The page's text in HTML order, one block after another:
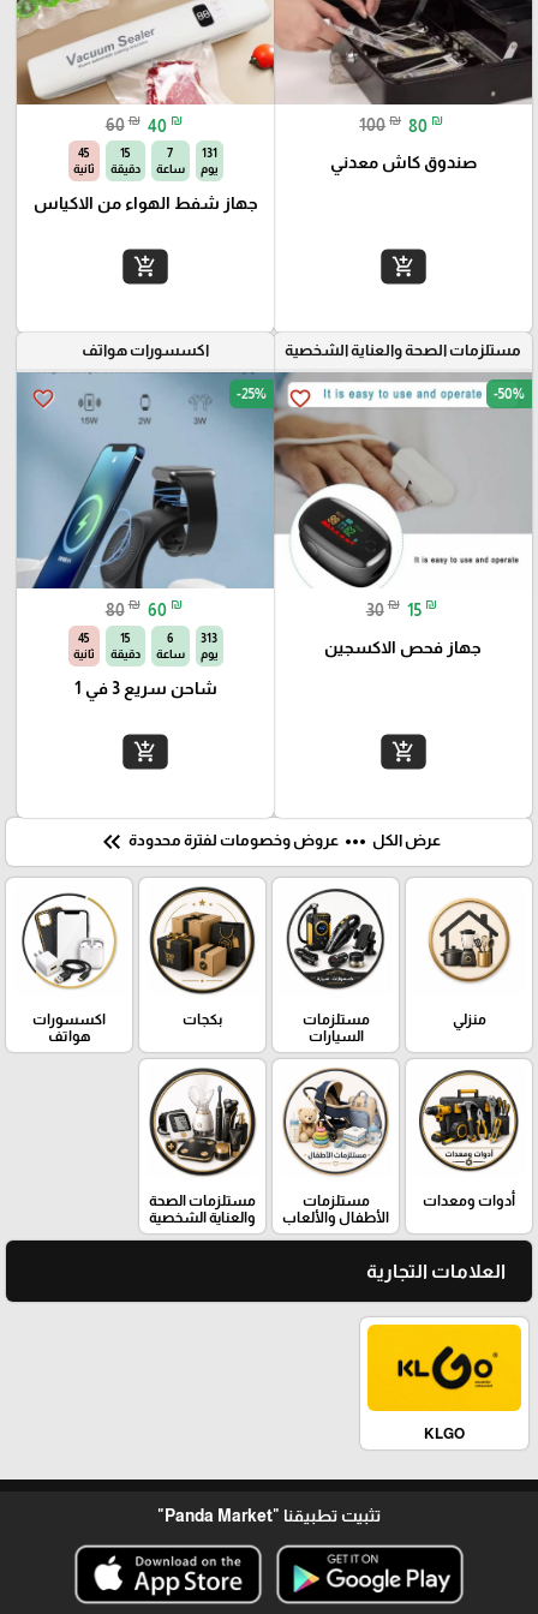
100 ₪ 80 ₪
صندوق كاش معدني
add_shopping_cart
60 ₪ 40 ₪
131
يوم
7
ساعة
15
دقيقة
44
ثانية
جهاز شفط الهواء من الاكياس
add_shopping_cart
مستلزمات الصحة والعناية الشخصية
favorite_border -50%
30 ₪ 15 ₪
جهاز فحص الاكسجين
add_shopping_cart
اكسسورات هواتف
favorite_border -25%
80 ₪ 60 ₪
313
يوم
6
ساعة
15
دقيقة
44
ثانية
شاحن سريع 3 في 1
add_shopping_cart
عرض الكل more_horiz عروض وخصومات لفترة محدودة keyboard_double_arrow_left
منزلي
مستلزمات
السيارات
بكجات
اكسسورات
هواتف
أدوات ومعدات
مستلزمات
الأطفال والألعاب
مستلزمات الصحة
والعناية الشخصية
العلامات التجارية
KLGO
تثبيت تطبيقنا "Panda Market"